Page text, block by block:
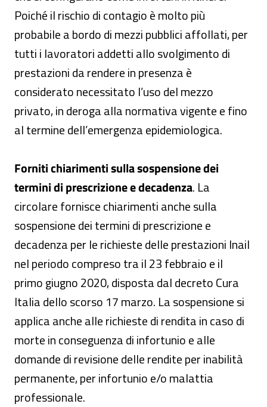
Poiché il rischio di contagio è molto più
probabile a bordo di mezzi pubblici affollati, per
tutti i lavoratori addetti allo svolgimento di
prestazioni da rendere in presenza è
considerato necessitato l’uso del mezzo
privato, in deroga alla normativa vigente e fino
al termine dell’emergenza epidemiologica.
Forniti chiarimenti sulla sospensione dei
termini di prescrizione e decadenza. La
circolare fornisce chiarimenti anche sulla
sospensione dei termini di prescrizione e
decadenza per le richieste delle prestazioni Inail
nel periodo compreso tra il 23 febbraio e il
primo giugno 2020, disposta dal decreto Cura
Italia dello scorso 17 marzo. La sospensione si
applica anche alle richieste di rendita in caso di
morte in conseguenza di infortunio e alle
domande di revisione delle rendite per inabilità
permanente, per infortunio e/o malattia
professionale.